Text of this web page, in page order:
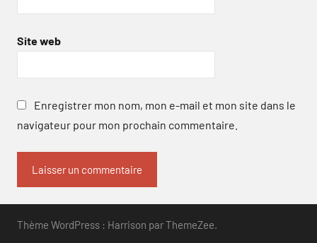
Site web
Enregistrer mon nom, mon e-mail et mon site dans le
navigateur pour mon prochain commentaire.
Thème WordPress : Harrison par ThemeZee.